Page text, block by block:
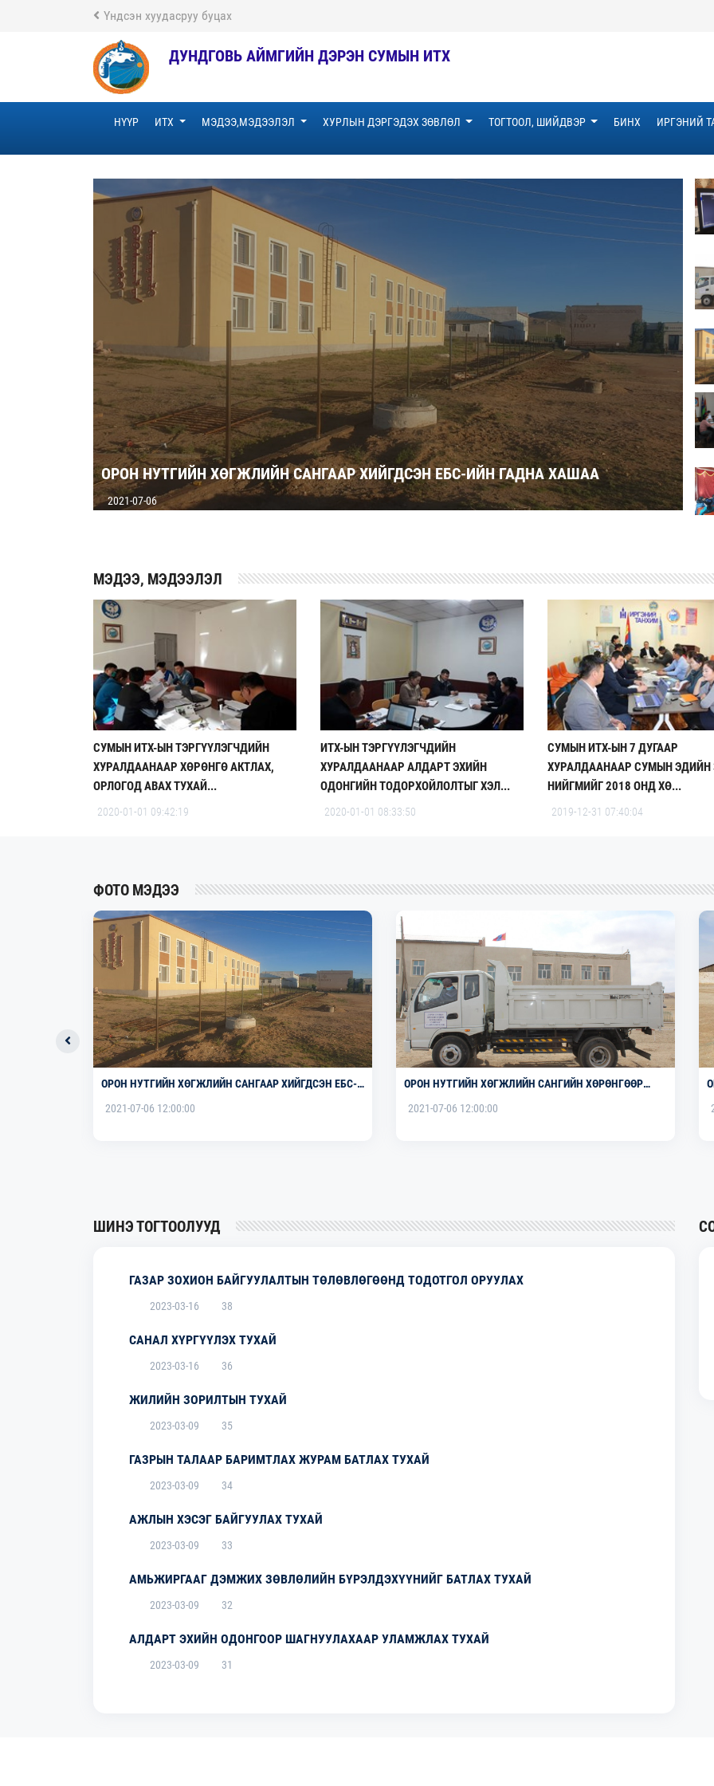
Үндсэн хуудасруу буцах
ДУНДГОВЬ АЙМГИЙН ДЭРЭН СУМЫН ИТХ
НҮҮР ИТХ МЭДЭЭ,МЭДЭЭЛЭЛ ХУРЛЫН ДЭРГЭДЭХ ЗӨВЛӨЛ ТОГТООЛ, ШИЙДВЭР БИНХ ИРГЭНИЙ
ОРОН НУТГИЙН ХӨГЖЛИЙН САНГААР ХИЙГДСЭН ЕБС-ИЙН ГАДНА ХАШАА
2021-07-06
MЭДЭЭ, МЭДЭЭЛЭЛ
СУМЫН ИТХ-ЫН ТЭРГҮҮЛЭГЧДИЙН
ХУРАЛДААНААР ХӨРӨНГӨ АКТЛАХ,
ОРЛОГОД АВАХ ТУХАЙ...
2020-01-01 09:42:19
ИТХ-ЫН ТЭРГҮҮЛЭГЧДИЙН
ХУРАЛДААНААР АЛДАРТ ЭХИЙН
ОДОНГИЙН ТОДОРХОЙЛОЛТЫГ ХЭЛ...
2020-01-01 08:33:50
СУМЫН ИТХ-ЫН 7 ДУГААР
ХУРАЛДААНААР СУМЫН ЭДИЙН
НИЙГМИЙГ 2018 ОНД ХӨ...
2019-12-31 07:40:04
ФОТО МЭДЭЭ
ОРОН НУТГИЙН ХӨГЖЛИЙН САНГААР ХИЙГДСЭН ЕБС-
2021-07-06 12:00:00
ОРОН НУТГИЙН ХӨГЖЛИЙН САНГИЙН ХӨРӨНГӨӨР
2021-07-06 12:00:00
ШИНЭ ТОГТООЛУУД
ГАЗАР ЗОХИОН БАЙГУУЛАЛТЫН ТӨЛӨВЛӨГӨӨНД ТОДОТГОЛ ОРУУЛАХ
2023-03-16 38
САНАЛ ХҮРГҮҮЛЭХ ТУХАЙ
2023-03-16 36
ЖИЛИЙН ЗОРИЛТЫН ТУХАЙ
2023-03-09 35
ГАЗРЫН ТАЛААР БАРИМТЛАХ ЖУРАМ БАТЛАХ ТУХАЙ
2023-03-09 34
АЖЛЫН ХЭСЭГ БАЙГУУЛАХ ТУХАЙ
2023-03-09 33
АМЬЖИРГААГ ДЭМЖИХ ЗӨВЛӨЛИЙН БҮРЭЛДЭХҮҮНИЙГ БАТЛАХ ТУХАЙ
2023-03-09 32
АЛДАРТ ЭХИЙН ОДОНГООР ШАГНУУЛАХААР УЛАМЖЛАХ ТУХАЙ
2023-03-09 31